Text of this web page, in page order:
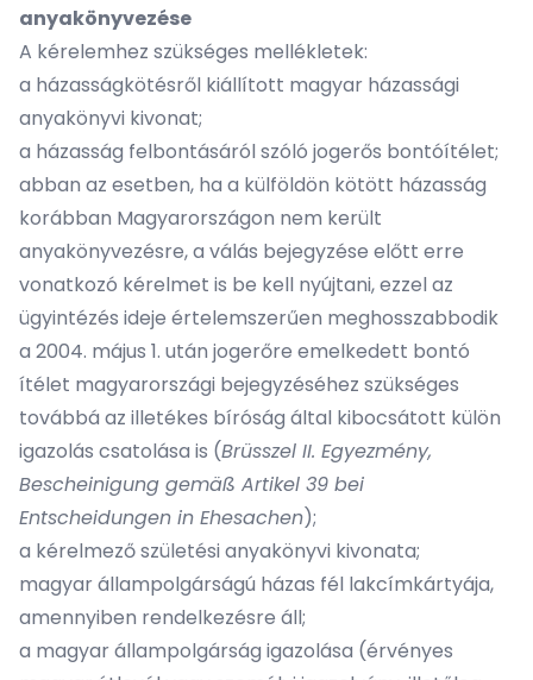
anyakönyvezése
A kérelemhez szükséges mellékletek:
a házasságkötésről kiállított magyar házassági
anyakönyvi kivonat;
a házasság felbontásáról szóló jogerős bontóítélet;
abban az esetben, ha a külföldön kötött házasság
korábban Magyarországon nem került
anyakönyvezésre, a válás bejegyzése előtt erre
vonatkozó kérelmet is be kell nyújtani, ezzel az
ügyintézés ideje értelemszerűen meghosszabbodik
a 2004. május 1. után jogerőre emelkedett bontó
ítélet magyarországi bejegyzéséhez szükséges
továbbá az illetékes bíróság által kibocsátott külön
igazolás csatolása is (Brüsszel II. Egyezmény,
Bescheinigung gemäß Artikel 39 bei
Entscheidungen in Ehesachen);
a kérelmező születési anyakönyvi kivonata;
magyar állampolgárságú házas fél lakcímkártyája,
amennyiben rendelkezésre áll;
a magyar állampolgárság igazolása (érvényes